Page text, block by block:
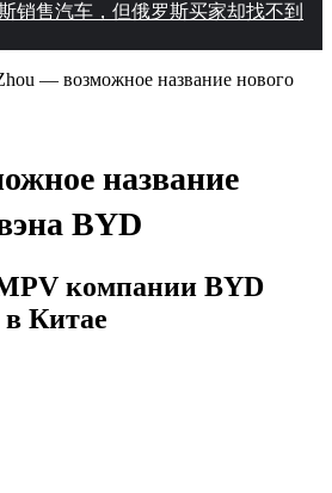
销售汽车，但俄罗斯买家却找不到
— возможное название нового
название
BYD
компании BYD
Китае